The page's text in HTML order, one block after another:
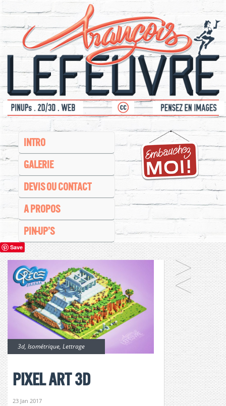
INTRO
GALERIE
DEVIS OU CONTACT
A PROPOS
PIN-UP’S
Save
3d, Isométrique, Lettrage
pixel art 3d
23 Jan 2017